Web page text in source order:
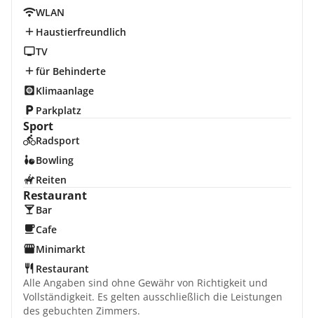
WLAN
Haustierfreundlich
TV
für Behinderte
Klimaanlage
Parkplatz
Sport
Radsport
Bowling
Reiten
Restaurant
Bar
Cafe
Minimarkt
Restaurant
Alle Angaben sind ohne Gewähr von Richtigkeit und
Vollständigkeit. Es gelten ausschließlich die Leistungen
des gebuchten Zimmers.